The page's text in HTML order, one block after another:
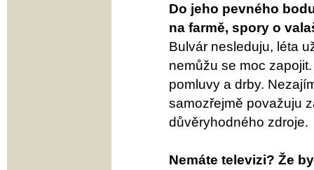
Do jeho pevného
na farmě, spory o
Bulvár nesleduju, léta
nemůžu se moc
pomluvy a drby.
samozřejmě považuju
důvěryhodného zdroje.
Nemáte televizi? Že